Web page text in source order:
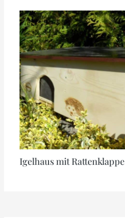
Igelhaus mit Rattenklappe